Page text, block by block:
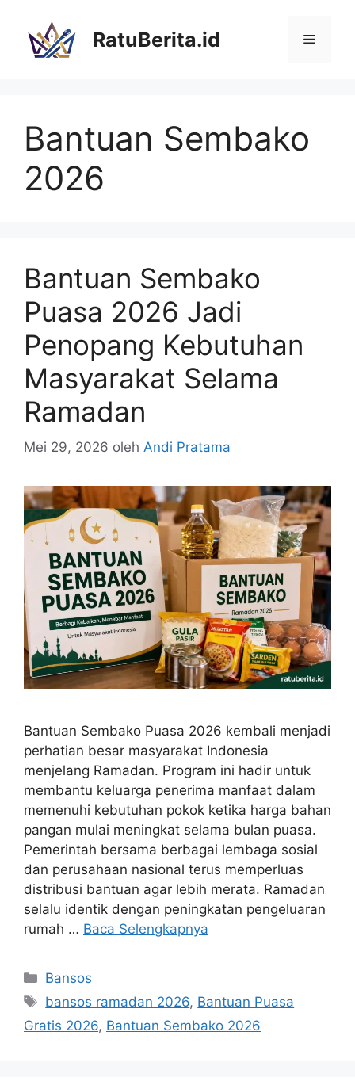
RatuBerita.id Menu
Bantuan Sembako
2026
Bantuan Sembako
Puasa 2026 Jadi
Penopang Kebutuhan
Masyarakat Selama
Ramadan
Mei 29, 2026 oleh Andi Pratama
Bantuan Sembako Puasa 2026 kembali menjadi
perhatian besar masyarakat Indonesia
menjelang Ramadan. Program ini hadir untuk
membantu keluarga penerima manfaat dalam
memenuhi kebutuhan pokok ketika harga bahan
pangan mulai meningkat selama bulan puasa.
Pemerintah bersama berbagai lembaga sosial
dan perusahaan nasional terus memperluas
distribusi bantuan agar lebih merata. Ramadan
selalu identik dengan peningkatan pengeluaran
rumah … Baca Selengkapnya
Kategori
Bansos
Tag
bansos ramadan 2026, Bantuan Puasa
Gratis 2026, Bantuan Sembako 2026